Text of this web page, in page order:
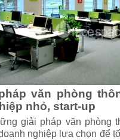
văn phòng
nhỏ, start-up
giải pháp văn phòng
nghiệp lựa chọn để